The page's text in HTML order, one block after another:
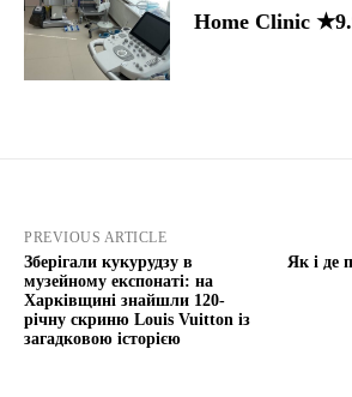
Home Clinic
PREVIOUS ARTICLE
Зберігали кукурудзу в
музейному експонаті: на
Харківщині знайшли 120-
річну скриню Louis Vuitton із
загадковою історією
Як і де